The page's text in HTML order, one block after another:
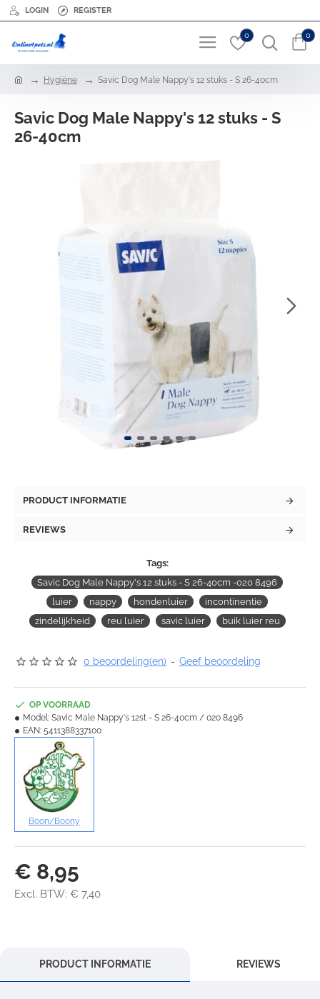
LOGIN REGISTER
0 0
e
Hygiëne Savic Dog Male Nappy's 12 stuks - S 26-40cm
Savic Dog Male Nappy's 12 stuks - S
26-40cm
PRODUCT INFORMATIE
REVIEWS
Tags:
Savic Dog Male Nappy's 12 stuks - S 26-40cm -020 8496
luier
nappy hondenluier
incontinentie
zindelijkheid
reu luier savic luier buik luier reu
0 beoordeling(en) - Geef beoordeling
€ 8,95
Excl. BTW: € 7,40
OP VOORRAAD
Model: Savic Male Nappy's 12st - S 26-40cm / 020 8496
EAN: 5411388337100
Boon/Boony
PRODUCT INFORMATIE REVIEWS